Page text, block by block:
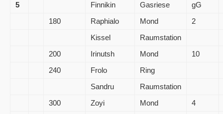
5
Finnikin Gasriese
gG
180
Raphialo Mond
2
Kissel
Raumstation
200
Irinutsh Mond
10
240
Frolo
Ring
Sandru
Raumstation
300
Zoyi Mond
4